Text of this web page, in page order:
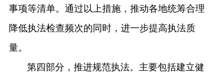
事项等清单。通过以上措施，推动各地统筹合理
降低执法检查频次的同时，进一步提高执法质
量。
第四部分，推进规范执法。主要包括建立健